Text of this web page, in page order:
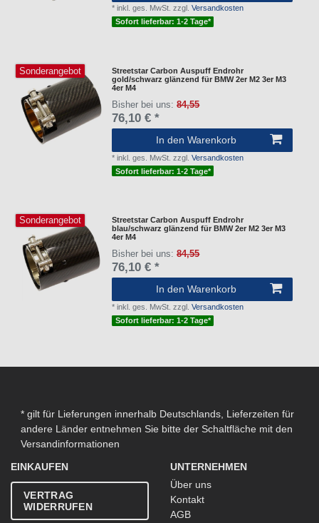
*inkl. ges. MwSt. zzgl.Versandkosten
Sofort lieferbar: 1-2 Tage*
Sonderangebot
Streetstar Carbon Auspuff Endrohr
gold/schwarz glänzend für BMW 2er M2 3er M3
4er M4
Bisher bei uns:84,55
76,10 € *
In den Warenkorb
*inkl. ges. MwSt. zzgl.Versandkosten
Sofort lieferbar: 1-2 Tage*
Sonderangebot
Streetstar Carbon Auspuff Endrohr
blau/schwarz glänzend für BMW 2er M2 3er M3
4er M4
Bisher bei uns:84,55
76,10 € *
In den Warenkorb
*inkl. ges. MwSt. zzgl.Versandkosten
Sofort lieferbar: 1-2 Tage*
* gilt für Lieferungen innerhalb Deutschlands, Lieferzeiten für
andere Länder entnehmen Sie bitte der Schaltfläche mit den
Versandinformationen
EINKAUFEN
VERTRAG
WIDERRUFEN
UNTERNEHMEN
Über uns
Kontakt
AGB